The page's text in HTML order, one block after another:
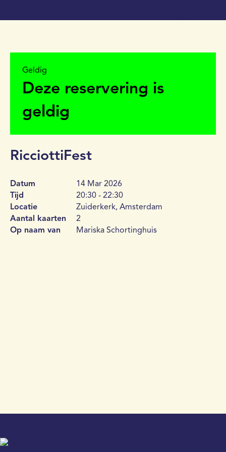
Geldig
Deze reservering is
geldig
RicciottiFest
Datum
14 Mar 2026
Tijd
20:30 - 22:30
Locatie
Zuiderkerk, Amsterdam
Aantal kaarten
2
Op naam van
Mariska Schortinghuis